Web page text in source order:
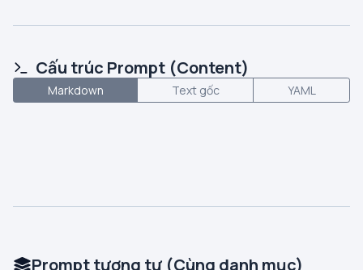
Cấu trúc Prompt (Content)
Markdown Text gốc YAML
Prompt tương tự (Cùng danh mục)